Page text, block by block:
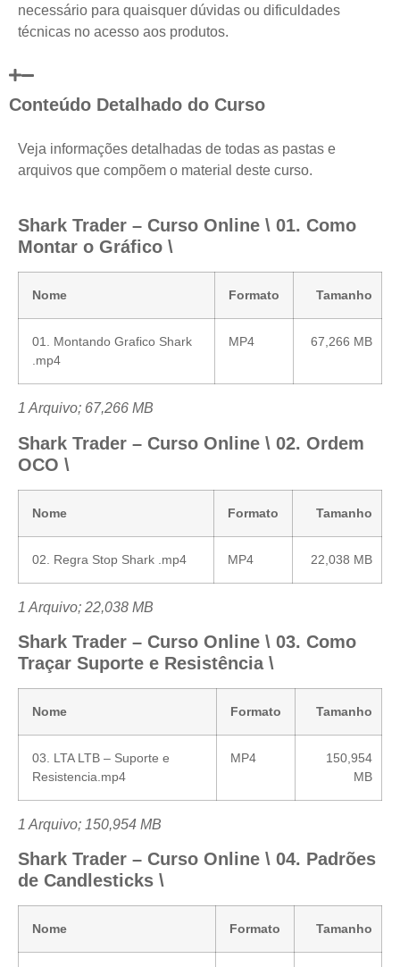
necessário para quaisquer dúvidas ou dificuldades
técnicas no acesso aos produtos.
Conteúdo Detalhado do Curso
Veja informações detalhadas de todas as pastas e
arquivos que compõem o material deste curso.
Shark Trader – Curso Online \ 01. Como
Montar o Gráfico \
Nome Formato Tamanho
01. Montando Grafico Shark
.mp4
MP4 67,266 MB
1 Arquivo; 67,266 MB
Shark Trader – Curso Online \ 02. Ordem
OCO \
Nome Formato Tamanho
02. Regra Stop Shark .mp4 MP4 22,038 MB
1 Arquivo; 22,038 MB
Shark Trader – Curso Online \ 03. Como
Traçar Suporte e Resistência \
Nome Formato Tamanho
03. LTA LTB – Suporte e
Resistencia.mp4
MP4
150,954
MB
1 Arquivo; 150,954 MB
Shark Trader – Curso Online \ 04. Padrões
de Candlesticks \
Nome Formato Tamanho